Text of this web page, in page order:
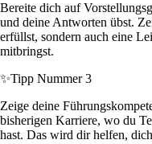
Bereite dich auf
und deine Antworten übst.
erfüllst, sondern auch eine
mitbringst.
✨Tipp Nummer 3
Zeige deine
bisherigen Karriere, wo du
hast. Das wird dir helfen,